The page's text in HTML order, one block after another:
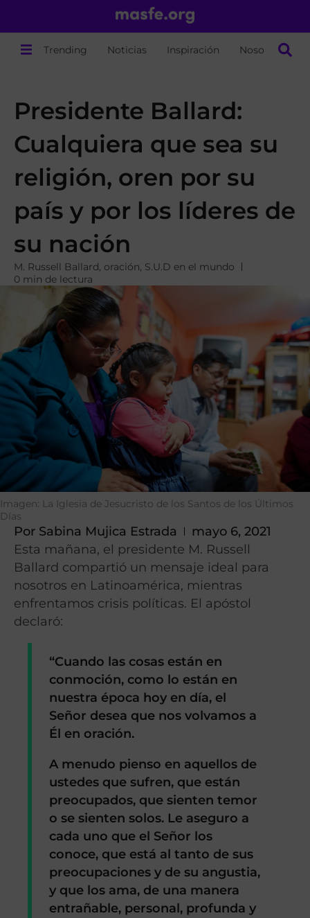
Trending Noticias Inspiración Nosotros
Presidente Ballard:
Cualquiera que sea su
religión, oren por su
país y por los líderes de
su nación
M. Russell Ballard, oración, S.U.D en el mundo
0 min de lectura
Imagen: La Iglesia de Jesucristo de los Santos de los Últimos
Días
Por Sabina Mujica Estrada
mayo 6, 2021
Esta mañana, el presidente M. Russell
Ballard compartió un mensaje ideal para
nosotros en Latinoamérica, mientras
enfrentamos crisis políticas. El apóstol
declaró:
“Cuando las cosas están en
conmoción, como lo están en
nuestra época hoy en día, el
Señor desea que nos volvamos a
Él en oración.
A menudo pienso en aquellos de
ustedes que sufren, que están
preocupados, que sienten temor
o se sienten solos. Le aseguro a
cada uno que el Señor los
conoce, que está al tanto de sus
preocupaciones y de su angustia,
y que los ama, de una manera
entrañable, personal, profunda y